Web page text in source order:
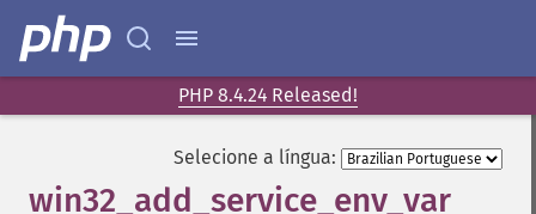
PHP 8.4.24 Released!
Selecione a língua:
win32_add_service_env_var